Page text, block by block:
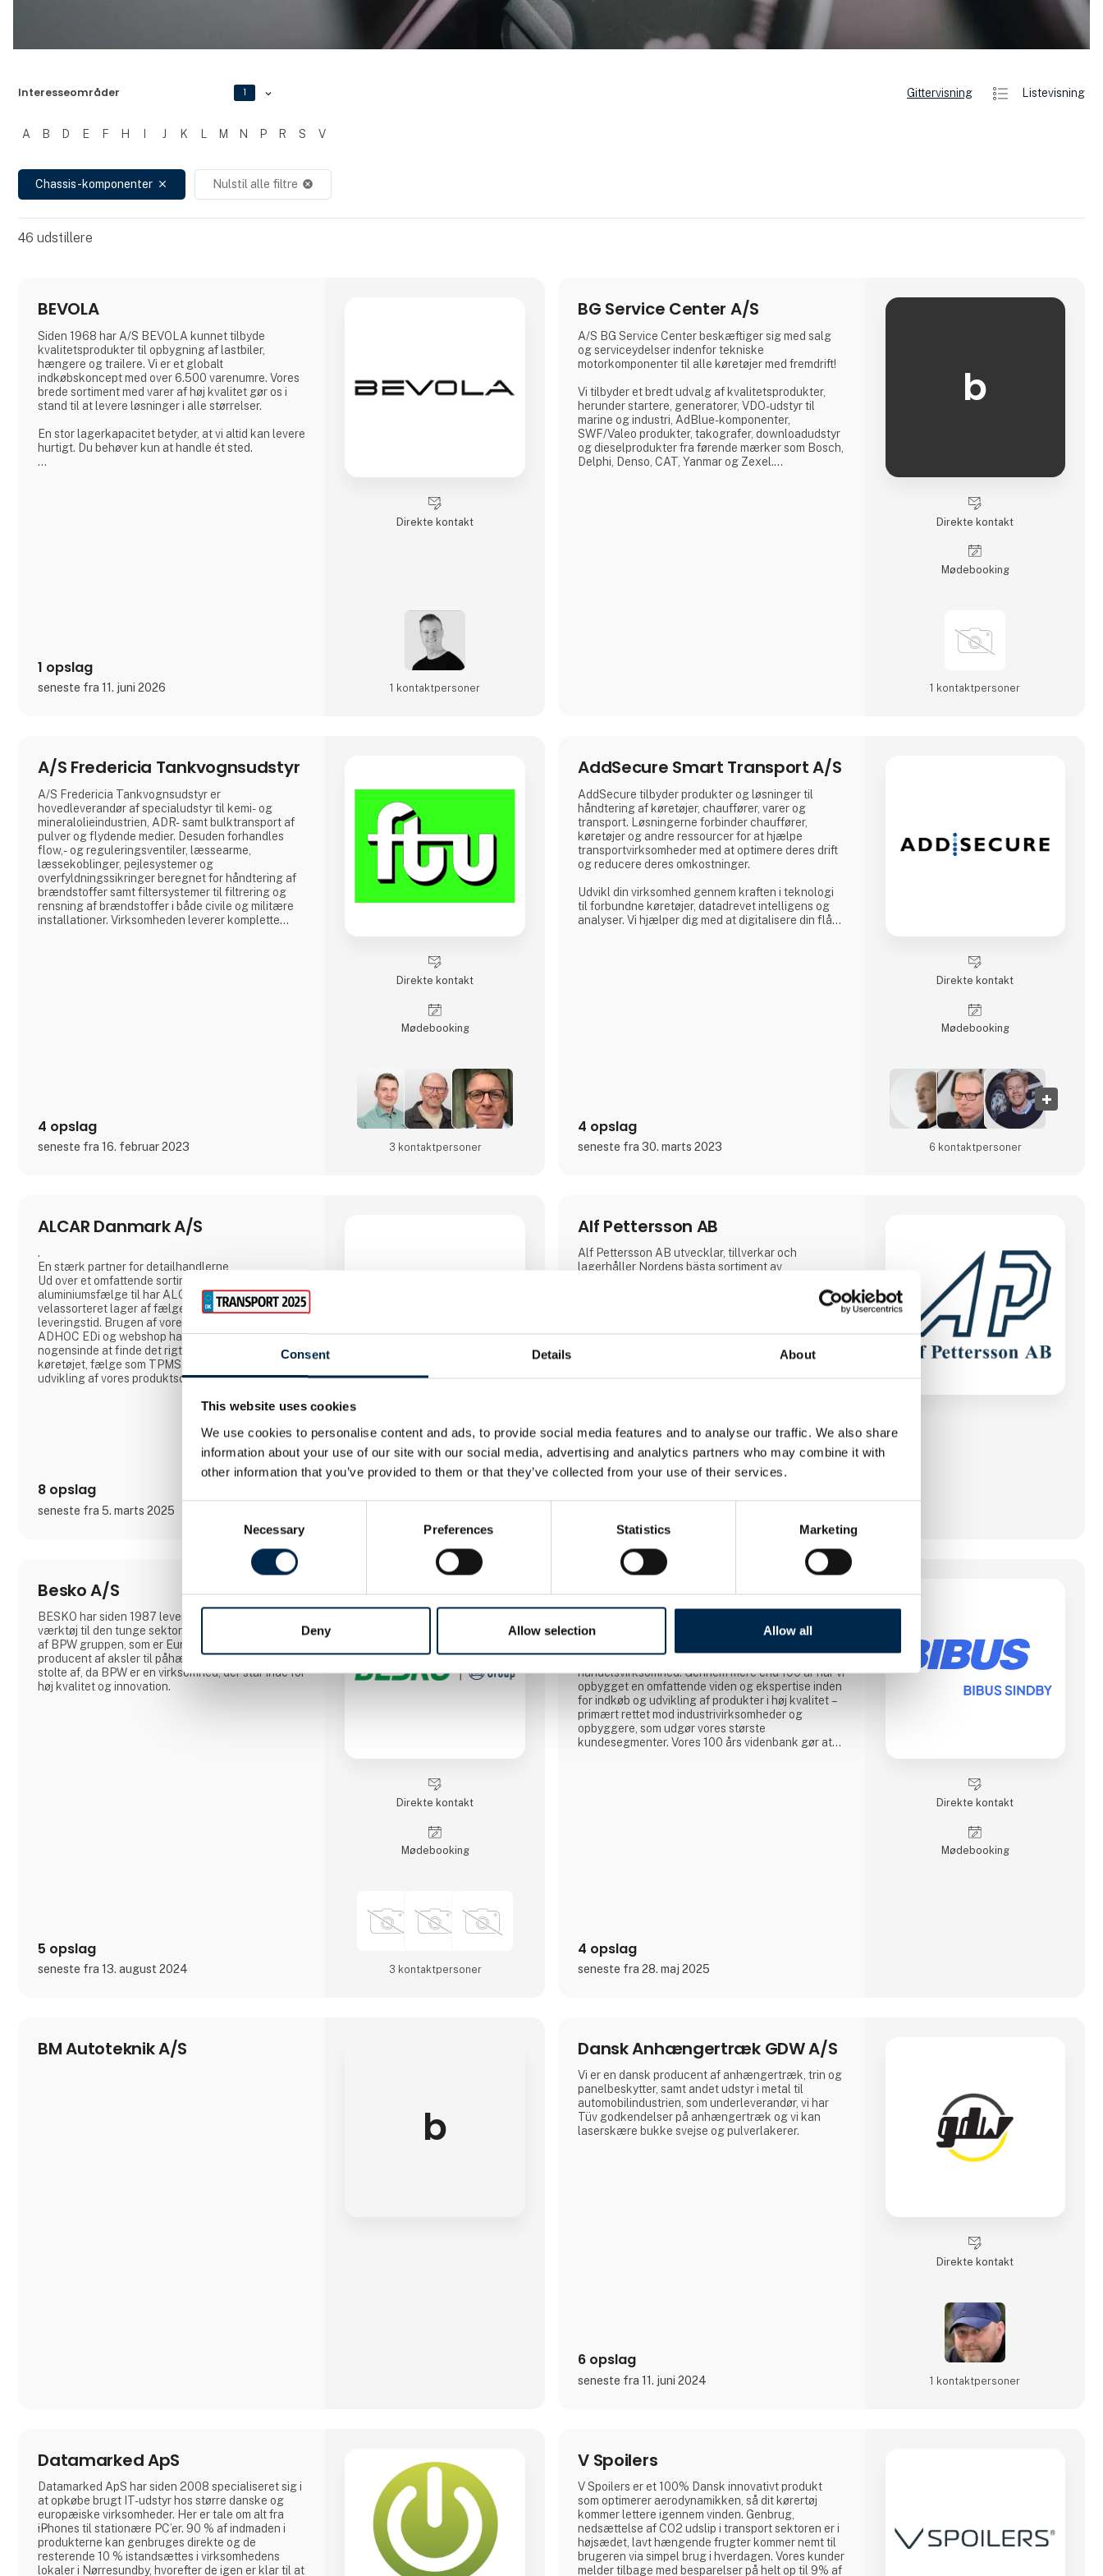
Consent Details About
This website uses cookies
We use cookies to personalise content and ads, to provide social media features and to analyse our traffic. We also share
information about your use of our site with our social media, advertising and analytics partners who may combine it with
other information that you’ve provided to them or that they’ve collected from your use of their services.
Necessary Preferences Statistics Marketing
Deny Allow selection Allow all
Interesseområder 1
Filtrer resultater
A B D E F H I J K L M N P R S V
Chassis-komponenter close Nulstil alle filtre cancel
Gittervisning Listevisning
46 udstillere
BEVOLA
Siden 1968 har A/S BEVOLA kunnet tilbyde
kvalitetsprodukter til opbygning af lastbiler,
hængere og trailere. Vi er et globalt
indkøbskoncept med over 6.500 varenumre. Vores
brede sortiment med varer af høj kvalitet gør os i
stand til at levere løsninger i alle størrelser.
En stor lagerkapacitet betyder, at vi altid kan levere
hurtigt. Du behøver kun at handle ét sted.
1 opslag
seneste fra 11. juni 2026
Direkte kontakt
1 kontakt­personer
BG Service Center A/S
A/S BG Service Center beskæftiger sig med salg
og serviceydelser indenfor tekniske
motorkomponenter til alle køretøjer med fremdrift!
Vi tilbyder et bredt udvalg af kvalitetsprodukter,
herunder startere, generatorer, VDO-udstyr til
marine og industri, AdBlue-komponenter,
SWF/Valeo produkter, takografer, downloadudstyr
og dieselprodukter fra førende mærker som Bosch,
Delphi, Denso, CAT, Yanmar og Zexel.
b
Direkte kontakt
Møde­booking
1 kontakt­personer
A/S Fredericia Tankvognsudstyr
A/S Fredericia Tankvognsudstyr er
hovedleverandør af specialudstyr til kemi- og
mineralolieindustrien, ADR- samt bulktransport af
pulver og flydende medier. Desuden forhandles
flow,- og reguleringsventiler, læssearme,
læssekoblinger, pejlesystemer og
overfyldningssikringer beregnet for håndtering af
brændstoffer samt filtersystemer til filtrering og
rensning af brændstoffer i både civile og militære
installationer. Virksomheden leverer komplette
4 opslag
seneste fra 16. februar 2023
Direkte kontakt
Møde­booking
3 kontakt­personer
AddSecure Smart Transport A/S
AddSecure tilbyder produkter og løsninger til
håndtering af køretøjer, chauffører, varer og
transport. Løsningerne forbinder chauffører,
køretøjer og andre ressourcer for at hjælpe
transportvirksomheder med at optimere deres drift
og reducere deres omkostninger.
Udvikl din virksomhed gennem kraften i teknologi
til forbundne køretøjer, datadrevet intelligens og
analyser. Vi hjælper dig med at digitalisere din flåde
4 opslag
seneste fra 30. marts 2023
Direkte kontakt
Møde­booking
6 kontakt­personer
ALCAR Danmark A/S
.
En stærk partner for detailhandlerne
Ud over et omfattende sortiment inden for stål- og
aluminiumsfælge til har ALCAR DANMARK et
velassorteret lager af fælge og dermed kort
leveringstid. Brugen af vores IT-løsninger som
ADHOC EDi og webshop har gjort det lettere end
nogensinde at finde det rigtige produkt til
køretøjet, fælge som TPMS. Den konstante
udvikling af vores produktsortiment, vores logistik
DANMARK´s førende rolle på det danske
I Danmark er den service, der ydes af ALCAR
respekt for virksomheden og dermed også for
vores produkt
8 opslag
seneste fra 5. marts 2025
Alf Pettersson AB
Alf Pettersson AB utvecklar, tillverkar och
lagerhåller Nordens bästa sortiment av
processpartner Att vara en trygg processpartner
handlar för oss om tre saker: Att alltid erbjuda den
hög kvalitet i både produkt och process samt att
Besko A/S
BESKO har siden 1987 leveret reservedele og
værktøj til den tunge sektor. BESKO er i dag en del
af BPW gruppen, som er Europas førende
producent af aksler til påhængskøretøjer. Det er vi
stolte af, da BPW er en virksomhed, der står inde for
høj kvalitet og innovation.
5 opslag
seneste fra 13. august 2024
Direkte kontakt
Møde­booking
3 kontakt­personer
BIBUS SINDBY A/S
"Supporting your success"
BIBUS SINDBY er en veletableret import- og
handelsvirksomhed. Gennem mere end 100 år har vi
opbygget en omfattende viden og ekspertise inden
for indkøb og udvikling af produkter i høj kvalitet –
primært rettet mod industrivirksomheder og
opbyggere, som udgør vores største
kundesegmenter. Vores 100 års videnbank gør at
4 opslag
seneste fra 28. maj 2025
Direkte kontakt
Møde­booking
BM Autoteknik A/S
b
Dansk Anhængertræk GDW A/S
Vi er en dansk producent af anhængertræk, trin og
panelbeskytter, samt andet udstyr i metal til
automobilindustrien, som underleverandør, vi har
Tüv godkendelser på anhængertræk og vi kan
laserskære bukke svejse og pulverlakerer.
6 opslag
seneste fra 11. juni 2024
Direkte kontakt
1 kontakt­personer
Datamarked ApS
Datamarked ApS har siden 2008 specialiseret sig i
at opkøbe brugt IT-udstyr hos større danske og
europæiske virksomheder. Her er tale om alt fra
iPhones til stationære PC’er. 90 % af indmaden i
produkterne kan genbruges direkte og de
resterende 10 % istandsættes i virksomhedens
lokaler i Nørresundby, hvorefter de igen er klar til at
V Spoilers
V Spoilers er et 100% Dansk innovativt produkt
som optimerer aerodynamikken, så dit kørertøj
kommer lettere igennem vinden. Genbrug,
nedsættelse af CO2 udslip i transport sektoren er i
højsædet, lavt hængende frugter kommer nemt til
brugeren via simpel brug i hverdagen. Vores kunder
melder tilbage med besparelser på helt op til 9% af